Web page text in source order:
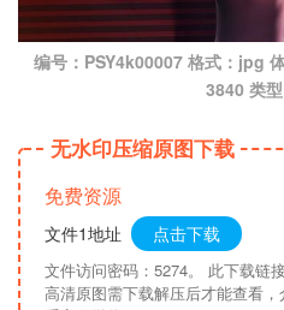
编号：PSY4k00007 格式：jpg
3840 类
无水印压缩原图下载
免费资源
文件1地址 点击下载
文件访问密码：5274。 此下载链
高清原图需下载解压后才能查看